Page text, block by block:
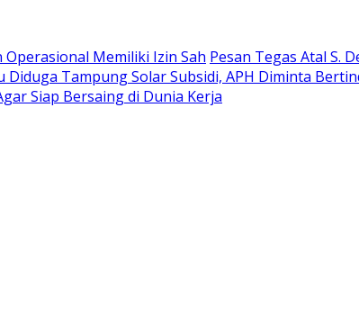
Memiliki Izin Sah Pesan Tegas Atal S.
Tampung Solar Subsidi, APH Diminta
Siap Bersaing di Dunia Kerja